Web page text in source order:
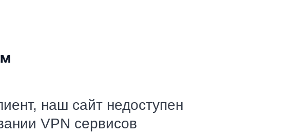
наш сайт недоступен
VPN сервисов